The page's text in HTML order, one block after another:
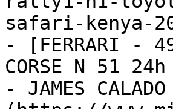
safari-kenya-
- [FERRARI -
CORSE N 51
- JAMES